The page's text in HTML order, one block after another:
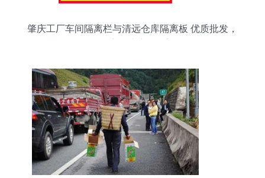
肇庆工厂车间隔离栏与清远仓库隔离板 优质批发，